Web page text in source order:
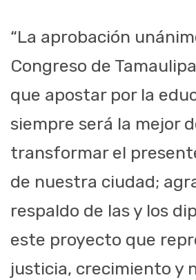
“La aprobación
Congreso de
que apostar por la
siempre será la mejor
transformar el
de nuestra ciudad;
respaldo de las y los
este proyecto que
justicia, crecimiento y